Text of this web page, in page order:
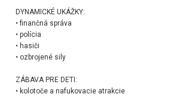
DYNAMICKÉ UKÁŽKY:
• finančná správa
• polícia
• hasiči
• ozbrojené sily
ZÁBAVA PRE DETI:
• kolotoče a nafukovacie atrakcie